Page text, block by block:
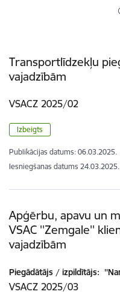
Transportlīdzekļu
vajadzībām
VSACZ 2025/02
Izbeigts
Publikācijas datums: 06.03.2025.
Iesniegšanas datums 24.03.2025.
Apģērbu, apavu un
VSAC ''Zemgale''
vajadzībām
Piegādātājs / izpildītājs:
VSACZ 2025/03